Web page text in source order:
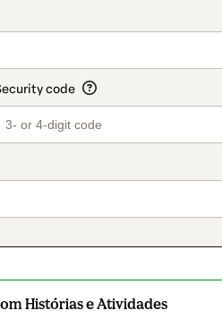
Histórias e Atividades